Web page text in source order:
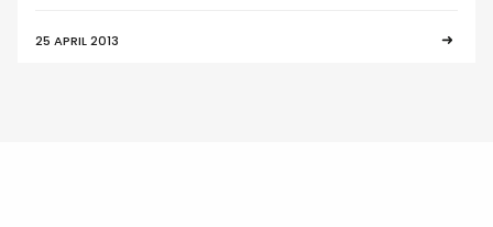
25 APRIL 2013